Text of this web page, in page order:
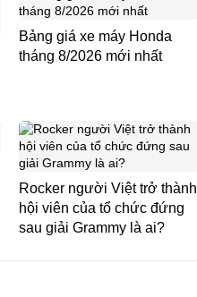
Bảng giá xe máy Honda
tháng 8/2026 mới nhất
Rocker người Việt trở thành
hội viên của tổ chức đứng
sau giải Grammy là ai?